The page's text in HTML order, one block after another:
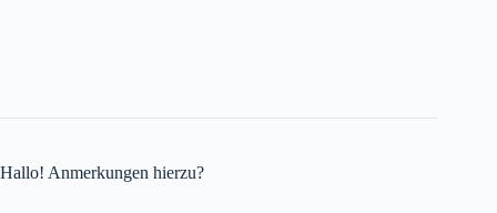
Hallo! Anmerkungen hierzu?